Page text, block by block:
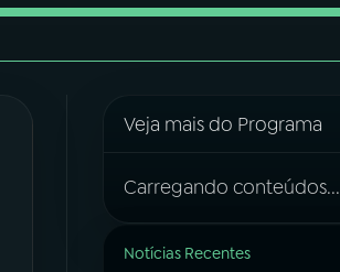
Veja mais do Programa
Carregando conteúdos...
Notícias Recentes